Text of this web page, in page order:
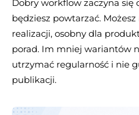
Dobry workflow zaczyna się
będziesz powtarzać.
realizacji, osobny dla
porad. Im mniej wariantów
utrzymać regularność i nie
publikacji.